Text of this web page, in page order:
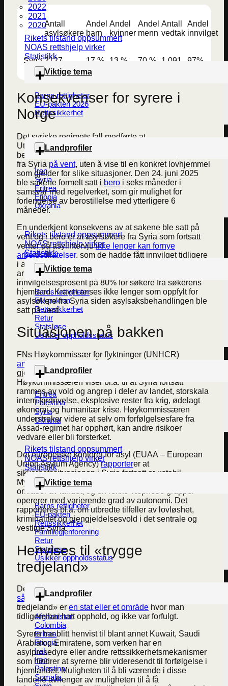
2022
2021
2020
Rikets tilstand oppsummert
NOAS rettshjelp virker
Statistikk
Viktige tema
Barns rettigheter
EU-pakten 2026
Rettssikkerhet
Landprofiler
Iran
Syria
Eritrea
Etiopia
Ukrania
Rikets tilstand oppsummert
NOAS rettshjelp virker
Statistikk
Viktige tema
Barns rettigheter
EU-pakten
Rettssikkerhet
Retur
Statsløse
Usikker oppholdsstatus
Landprofiler
Eritrea
Palestina
Syria
Ukraina
Rikets tilstand oppsummert
NOAS rettshjelp virker
Statistikk
Viktige tema
Barns rettigheter
EU-pakten
Rettssikkerhet
Familiegjenforening
Retur
Statsløse
Usikker oppholdsstatus
Landprofiler
Afghanistan
Colombia
Eritrea
Etiopia
Irak
Iran
Palestina
Somalia
Antall
asylsøkere
Andel
barn
Andel
kvinner
Andel
menn
Antall
vedtak
Andel
innvilget
Syria 2127 17 % 13 % 70 % 1 091 97%
Konsekvenser for syrere i
Norge
Det syriske regimets fall medførte at
Utlendingsdirektoratet (UDI) den 9. desember 2024
besluttet å sette asylsøknader fremmet av asylsøkere
fra Syria på vent, uten å vise til en konkret lovhjemmel
som gjelder for slike situasjoner. Den 24. juni 2025
ble sakene formelt satt i bero i seks måneder i
samsvar med regelverket, som gir mulighet for
forlengelse av berostillelse med ytterligere 6
måneder.
En underkjent konsekvens av at sakene ble satt på
vent og i bero er at asylsøkere fra Syria som fortsatt
venter på asylintervjuikke lenger kan fornye
arbeidstillatelser, som de hadde fått innvilget tidligere
i asylprosessen. For at en asylsøker kan få rett til å ta
arbeid før gjennomført asylintervju kreves det en
innvilgelsesprosent på 80% for søkere fra søkerens
hjemland. Kravet anses ikke lenger som oppfylt for
asylsøkere fra Syria siden asylsaksbehandlingen ble
satt på vent.
Situasjonen på bakken
FNs Høykommissær for flyktninger (UNHCR)
anbefaler
gjennomfører tvangsreturer til Syria.
Høykommissæren viser bl.a. til at Syria fortsatt
rammes av vold og angrep i deler av landet, storskala
intern fordrivelse, eksplosive rester fra krig, ødelagt
økonomi og humanitær krise. Høykommissæren
understreker videre at selv om forfølgelsesfare fra
Assad-regimet har opphørt, kan andre risikoer
vedvare eller bli forsterket.
Det europeiske kontoret for asyl (EUAA – European
Union Asylum Agency)rapporterer at
sikkerhetssituasjonen i Syria fortsatt er ustabil.
Myndighetene sliter med å få full kontroll i visse
områder av landet, og en rekke væpnede grupper
opererer med varierende grad av autonomi. Det
rapporteres bl.a. om utbredte tilfeller av lovløshet,
kriminalitet og gjengjeldelsesvold i det sentrale og
vestlige Syria.
Henvises til «trygge
tredjeland»
Det er svært problematisk at Norge
såkalte «trygge tredjeland» i Midtøsten
tredjeland» eren stat eller et område hvor man
tidligere har hatt opphold, og ikke var forfulgt.
Syrere har blitt henvist til blant annet Kuwait, Saudi
Arabia og Emiratene, som verken har en
asylprosedyre eller andre rettssikkerhetsmekanismer
som hindrer at syrerne blir videresendt til forfølgelse i
hjemlandet. Muligheten til å bli værende i disse
landene avhenger av muligheten til å få